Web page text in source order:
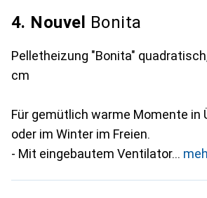
4. Nouvel Bonita
Pelletheizung "Bonita"
cm
Für gemütlich warme Momente in
oder im Winter im Freien.
- Mit eingebautem Ventilator